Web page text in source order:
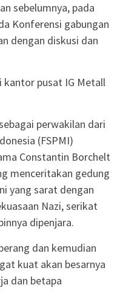
sebelumnya, pada
Konferensi gabungan
dengan diskusi dan
kantor pusat IG Metall
perwakilan dari
(FSPMI)
Constantin Borchelt
menceritakan gedung
yang sarat dengan
Nazi, serikat
dipenjara.
dan kemudian
kuat akan besarnya
dan betapa